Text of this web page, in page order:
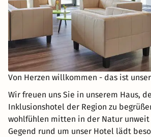
Von Herzen willkommen - das ist
Wir freuen uns Sie in unserem Haus,
Inklusionshotel der Region zu
wohlfühlen mitten in der Natur unweit
Gegend rund um unser Hotel lädt